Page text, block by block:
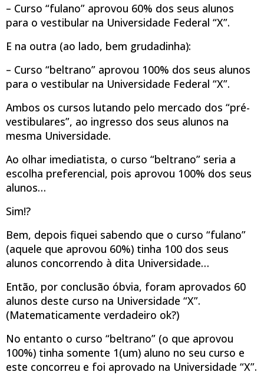
– Curso “fulano” aprovou 60% dos seus alunos
para o vestibular na Universidade Federal “X”.
E na outra (ao lado, bem grudadinha):
– Curso “beltrano” aprovou 100% dos seus alunos
para o vestibular na Universidade Federal “X”.
Ambos os cursos lutando pelo mercado dos “pré-
vestibulares”, ao ingresso dos seus alunos na
mesma Universidade.
Ao olhar imediatista, o curso “beltrano” seria a
escolha preferencial, pois aprovou 100% dos seus
alunos…
Sim!?
Bem, depois fiquei sabendo que o curso “fulano”
(aquele que aprovou 60%) tinha 100 dos seus
alunos concorrendo à dita Universidade…
Então, por conclusão óbvia, foram aprovados 60
alunos deste curso na Universidade “X”.
(Matematicamente verdadeiro ok?)
No entanto o curso “beltrano” (o que aprovou
100%) tinha somente 1(um) aluno no seu curso e
este concorreu e foi aprovado na Universidade “X”.